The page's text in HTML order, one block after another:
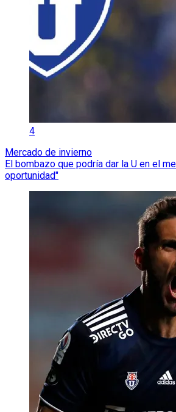
4
Mercado de invierno
El bombazo que podría dar la U en el
oportunidad"